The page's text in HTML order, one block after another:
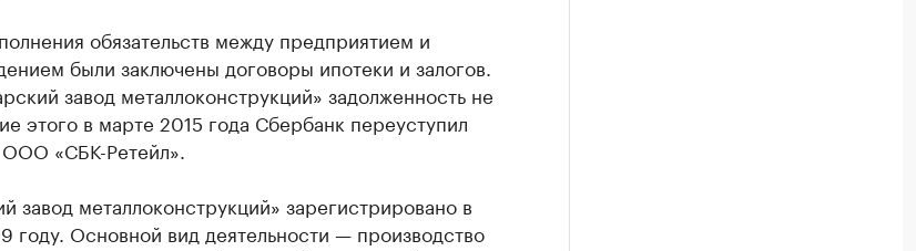
обязательств между предприятием и
были заключены договоры ипотеки и залогов.
завод металлоконструкций» задолженность не
этого в марте 2015 года Сбербанк переуступил
«СБК-Ретейл».
завод металлоконструкций» зарегистрировано в
году. Основной вид деятельности — производство